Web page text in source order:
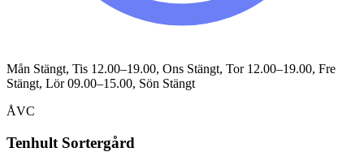
Mån Stängt, Tis 12.00–19.00, Ons Stängt, Tor 12.00–19.00, Fre
Stängt, Lör 09.00–15.00, Sön Stängt
ÅVC
Tenhult Sortergård